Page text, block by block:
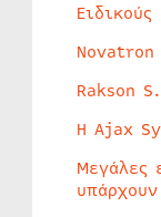
Novatron
Rakson
Η Ajax
Μεγάλες
υπάρχουν